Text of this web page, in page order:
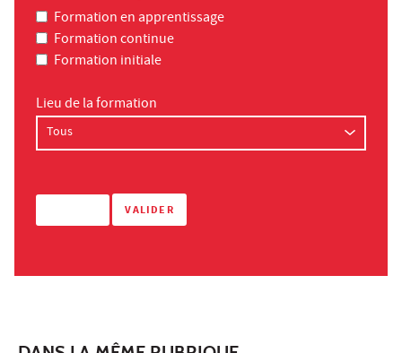
Formation en apprentissage
Formation continue
Formation initiale
Lieu de la formation